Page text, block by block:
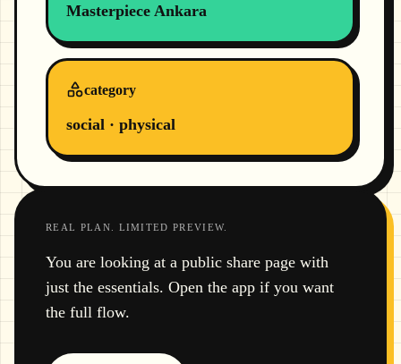
Masterpiece Ankara
category
social · physical
REAL PLAN. LIMITED PREVIEW.
You are looking at a public share page with
just the essentials. Open the app if you want
the full flow.